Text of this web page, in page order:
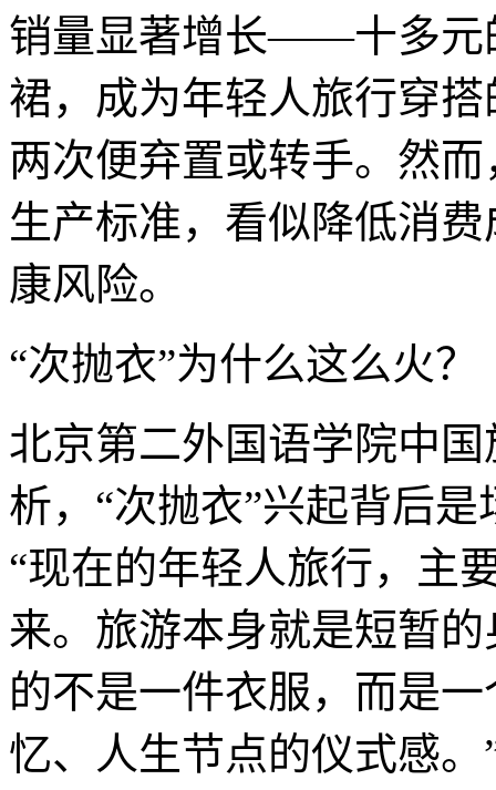
销量显著增长——十多元
裙，成为年轻人旅行穿
两次便弃置或转手。然
生产标准，看似降低消
康风险。
“次抛衣”为什么这么火？
北京第二外国语学院中
析，“次抛衣”兴起背后
“现在的年轻人旅行，主
来。旅游本身就是短暂
的不是一件衣服，而是
忆、人生节点的仪式感